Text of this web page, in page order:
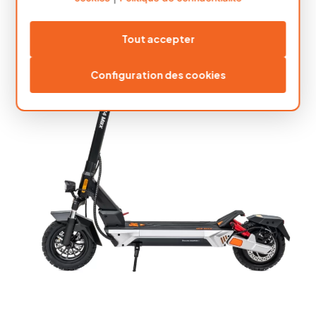
Tout accepter
Configuration des cookies